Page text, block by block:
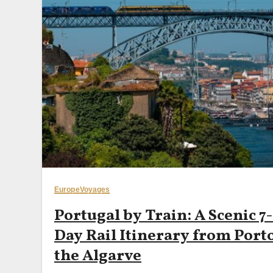
EuropeVoyages
Portugal by Train: A Scenic 7-
Day Rail Itinerary from
the Algarve